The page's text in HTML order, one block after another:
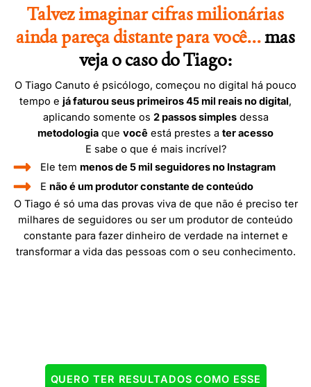
QUERO TER RESULTADOS COMO ESSE
Talvez imaginar cifras milionárias
ainda pareça distante para você...mas
veja o caso do Tiago:
O Tiago Canuto é psicólogo, começou no digital há pouco
tempo e já faturou seus primeiros 45 mil reais no digital,
aplicando somente os 2 passos simplesdessa
metodologia que você está prestes a ter acesso
E sabe o que é mais incrível?
Ele temmenos de 5 mil seguidores no Instagram
Enão é um produtor constante de conteúdo
O Tiago é só uma das provas viva de que não é preciso ter
milhares de seguidores ou ser um produtor de conteúdo
constante para fazer dinheiro de verdade na internet e
transformar a vida das pessoas com o seu conhecimento.